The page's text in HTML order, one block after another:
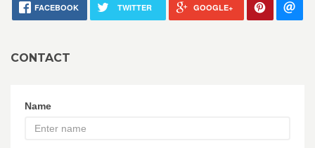
FACEBOOK TWITTER GOOGLE+
CONTACT
Name